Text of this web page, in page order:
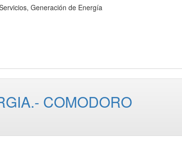
Generación de Energía
COMODORO